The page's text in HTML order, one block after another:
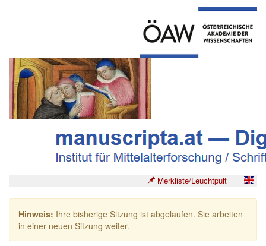
Merkliste/Leuchtpult
Hinweis: Ihre bisherige Sitzung ist abgelaufen. Sie arbeiten
in einer neuen Sitzung weiter.